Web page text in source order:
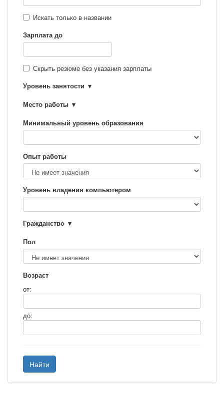
Искать только в названии
Зарплата до
Скрыть резюме без указания зарплаты
Уровень занятости
Место работы
Минимальный уровень образования
Опыт работы
Уровень владения компьютером
Гражданство
Пол
Возраст
от:
до:
Найти